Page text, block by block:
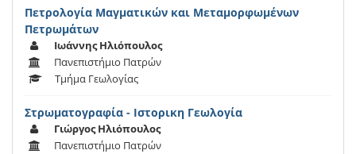
Πετρολογία Μαγματικών και Μεταμορφωμένων
Πετρωμάτων
Ιωάννης Ηλιόπουλος
Πανεπιστήμιο Πατρών
Τμήμα Γεωλογίας
Στρωματογραφία - Ιστορικη Γεωλογία
Γιώργος Ηλιόπουλος
Πανεπιστήμιο Πατρών